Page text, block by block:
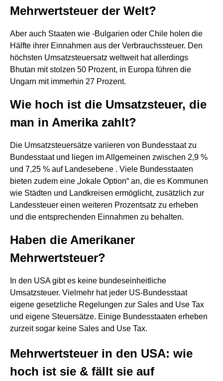
Mehrwertsteuer der Welt?
Aber auch Staaten wie -Bulgarien oder Chile holen die
Hälfte ihrer Einnahmen aus der Verbrauchssteuer. Den
höchsten Umsatzsteuersatz weltweit hat allerdings
Bhutan mit stolzen 50 Prozent, in Europa führen die
Ungarn mit immerhin 27 Prozent.
Wie hoch ist die Umsatzsteuer, die
man in Amerika zahlt?
Die Umsatzsteuersätze variieren von Bundesstaat zu
Bundesstaat und liegen im Allgemeinen zwischen 2,9 %
und 7,25 % auf Landesebene . Viele Bundesstaaten
bieten zudem eine „lokale Option“ an, die es Kommunen
wie Städten und Landkreisen ermöglicht, zusätzlich zur
Landessteuer einen weiteren Prozentsatz zu erheben
und die entsprechenden Einnahmen zu behalten.
Haben die Amerikaner
Mehrwertsteuer?
In den USA gibt es keine bundeseinheitliche
Umsatzsteuer. Vielmehr hat jeder US-Bundesstaat
eigene gesetzliche Regelungen zur Sales and Use Tax
und eigene Steuersätze. Einige Bundesstaaten erheben
zurzeit sogar keine Sales and Use Tax.
Mehrwertsteuer in den USA: wie
hoch ist sie & fällt sie auf